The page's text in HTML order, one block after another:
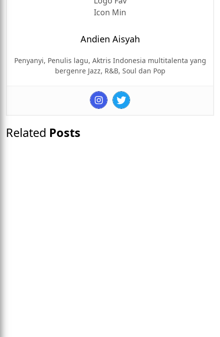
Andien Aisyah
Penyanyi, Penulis lagu, Aktris Indonesia multitalenta yang
bergenre Jazz, R&B, Soul dan Pop
Related Posts